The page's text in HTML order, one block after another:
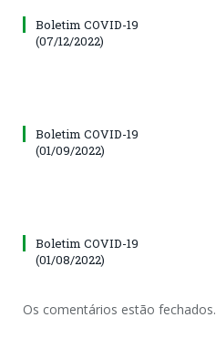
Boletim COVID-19
(07/12/2022)
Boletim COVID-19
(01/09/2022)
Boletim COVID-19
(01/08/2022)
Os comentários estão fechados.